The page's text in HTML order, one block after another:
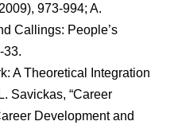
973-994; A.
Callings: People’s
33.
A Theoretical Integration
Savickas, “Career
Development and